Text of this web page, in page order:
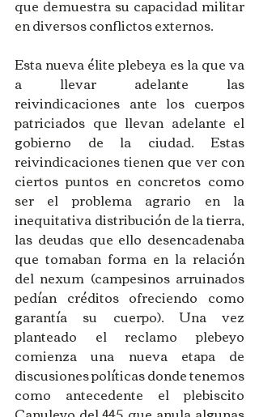
que demuestra su capacidad militar
en diversos conflictos externos.
Esta nueva élite plebeya es la que va
a llevar adelante las
reivindicaciones ante los cuerpos
patriciados que llevan adelante el
gobierno de la ciudad. Estas
reivindicaciones tienen que ver con
ciertos puntos en concretos como
ser el problema agrario en la
inequitativa distribución de la tierra,
las deudas que ello desencadenaba
que tomaban forma en la relación
del nexum (campesinos arruinados
pedían créditos ofreciendo como
garantía su cuerpo). Una vez
planteado el reclamo plebeyo
comienza una nueva etapa de
discusiones políticas donde tenemos
como antecedente el plebiscito